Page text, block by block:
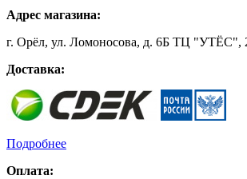
Адрес магазина:
г. Орёл, ул. Ломоносова, д. 6Б ТЦ "УТЁС",
Доставка:
Подробнее
Оплата: